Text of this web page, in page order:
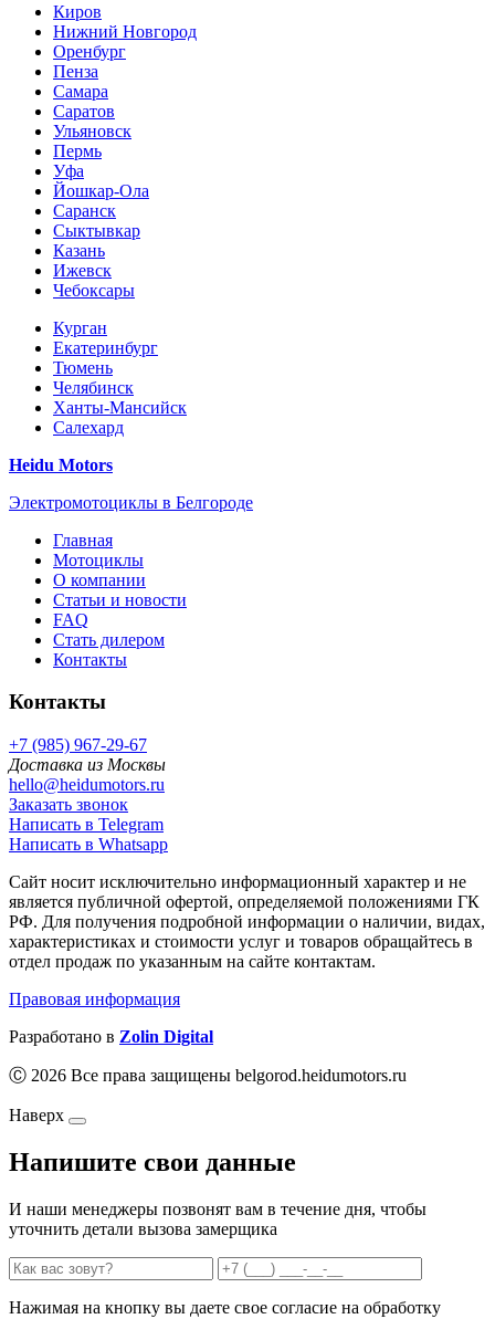
Киров
Нижний Новгород
Оренбург
Пенза
Самара
Саратов
Ульяновск
Пермь
Уфа
Йошкар-Ола
Саранск
Сыктывкар
Казань
Ижевск
Чебоксары
Курган
Екатеринбург
Тюмень
Челябинск
Ханты-Мансийск
Салехард
Heidu Motors
Электромотоциклы в Белгороде
Главная
Мотоциклы
О компании
Статьи и новости
FAQ
Стать дилером
Контакты
Контакты
+7 (985) 967-29-67
Доставка из Москвы
hello@heidumotors.ru
Заказать звонок
Написать в Telegram
Написать в Whatsapp
Сайт носит исключительно информационный характер и не
является публичной офертой, определяемой положениями ГК
РФ. Для получения подробной информации о наличии, видах,
характеристиках и стоимости услуг и товаров обращайтесь в
отдел продаж по указанным на сайте контактам.
Правовая информация
Разработано в Zolin Digital
Ⓒ 2026 Все права защищены belgorod.heidumotors.ru
Наверх
Напишите свои данные
И наши менеджеры позвонят вам в течение дня, чтобы
уточнить детали вызова замерщика
Нажимая на кнопку вы даете свое согласие на обработку